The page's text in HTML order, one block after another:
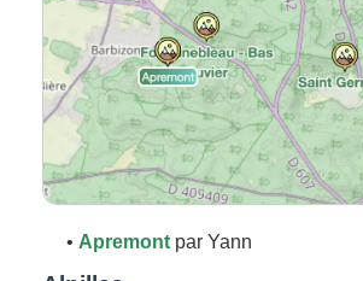
• Apremont par Yann